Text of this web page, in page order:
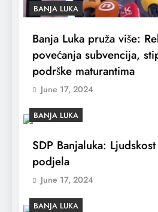
BANJA LUKA
Banja Luka pruža više:
povećanja subvencija,
podrške maturantima
June 17, 2024
BANJA LUKA
SDP Banjaluka:
podjela
June 17, 2024
BANJA LUKA